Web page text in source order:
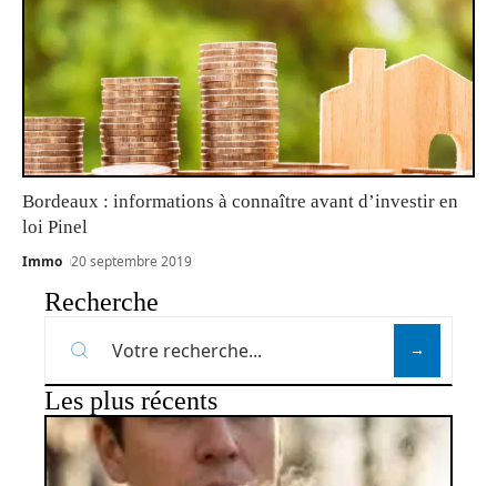
Bordeaux : informations à connaître avant d’investir en
loi Pinel
Immo 20 septembre 2019
Recherche
Les plus récents